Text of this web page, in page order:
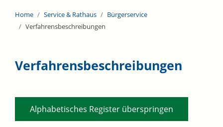
Home Service & Rathaus
Bürgerservice
Verfahrensbeschreibungen
Verfahrensbeschreibungen
Alphabetisches Register überspringen